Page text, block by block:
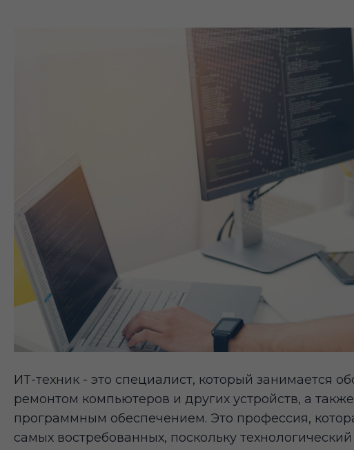
ИТ-техник - это специалист, который занимается
ремонтом компьютеров и других устройств, а
программным обеспечением. Это профессия,
самых востребованных, поскольку